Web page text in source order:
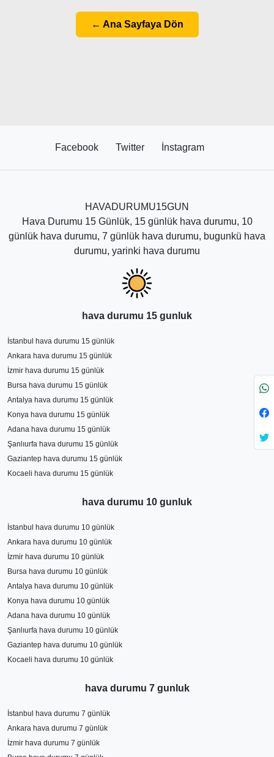
← Ana Sayfaya Dön
Facebook Twitter İnstagram
HAVADURUMU15GUN
Hava Durumu 15 Günlük, 15 günlük hava durumu, 10
günlük hava durumu, 7 günlük hava durumu, bugunkü hava
durumu, yarinki hava durumu
hava durumu 15 gunluk
İstanbul hava durumu 15 günlük
Ankara hava durumu 15 günlük
İzmir hava durumu 15 günlük
Bursa hava durumu 15 günlük
Antalya hava durumu 15 günlük
Konya hava durumu 15 günlük
Adana hava durumu 15 günlük
Şanlıurfa hava durumu 15 günlük
Gaziantep hava durumu 15 günlük
Kocaeli hava durumu 15 günlük
hava durumu 10 gunluk
İstanbul hava durumu 10 günlük
Ankara hava durumu 10 günlük
İzmir hava durumu 10 günlük
Bursa hava durumu 10 günlük
Antalya hava durumu 10 günlük
Konya hava durumu 10 günlük
Adana hava durumu 10 günlük
Şanlıurfa hava durumu 10 günlük
Gaziantep hava durumu 10 günlük
Kocaeli hava durumu 10 günlük
hava durumu 7 gunluk
İstanbul hava durumu 7 günlük
Ankara hava durumu 7 günlük
İzmir hava durumu 7 günlük